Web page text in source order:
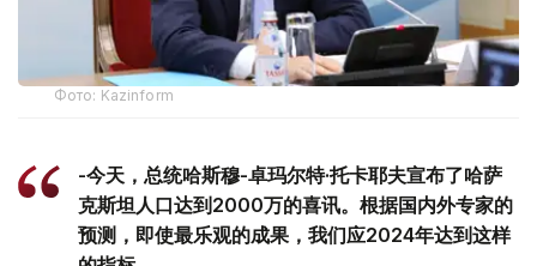
Фото: Kazinform
-今天，总统哈斯穆-卓玛尔特·托卡耶夫宣布了哈萨
克斯坦人口达到2000万的喜讯。根据国内外专家的
预测，即使最乐观的成果，我们应2024年达到这样